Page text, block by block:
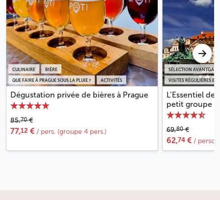
QUE FAIRE À PRAGUE SOUS LA PLUIE ? ACTIVITÉS
CULINAIRE BIÈRE
Dégustation privée de bières à Prague
85,70€
77,12 € / pers. (groupe 4 pers.)
VISITES RÉGULIÈRES EN
SÉLECTION
L’Essentiel
petit groupe
69,80€
62,74 € /